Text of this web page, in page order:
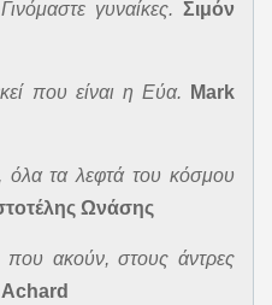
γυναίκες. Σιμόν
που είναι η Εύα.
Mark
όλα τα λεφτά του κόσμου
Ωνάσης
που ακούν, στους άντρες